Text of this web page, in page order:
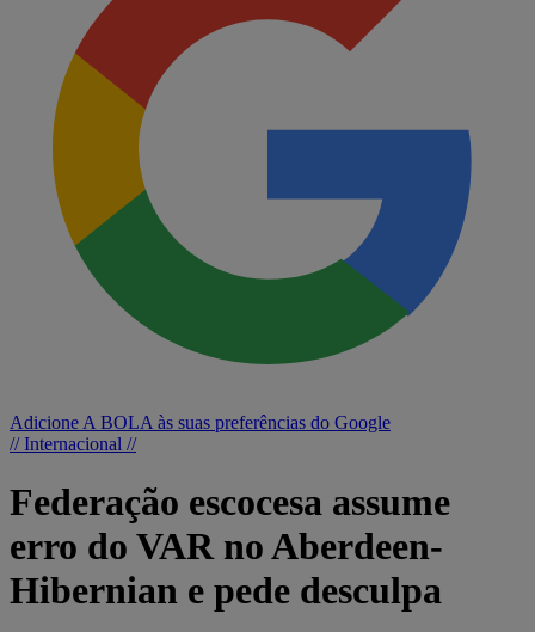
Adicione A BOLA às suas preferências do Google
// Internacional //
Federação escocesa assume
erro do VAR no Aberdeen-
Hibernian e pede desculpa